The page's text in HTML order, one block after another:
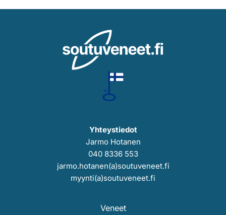
Yhteystiedot
Jarmo Hotanen
040 8336 553
jarmo.hotanen(a)soutuveneet.fi
myynti(a)soutuveneet.fi
Veneet